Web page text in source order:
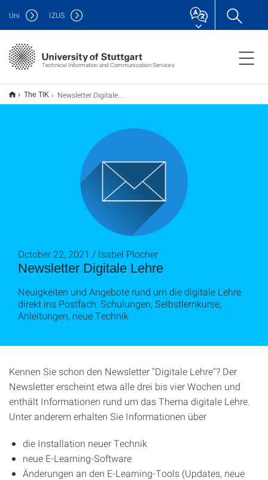
Technical Information and Communication Services
Uni IZUS
The TIK Newsletter Digitale Lehre
Newsletter Digitale Lehre
October 22, 2021 / Isabel Plocher
Neuigkeiten und Angebote rund um die digitale Lehre
direkt ins Postfach: Schulungen, Selbstlernkurse,
Anleitungen, neue Technik
Kennen Sie schon den Newsletter "Digitale Lehre"? Der
Newsletter erscheint etwa alle drei bis vier Wochen und
enthält Informationen rund um das Thema digitale Lehre.
Unter anderem erhalten Sie Informationen über
die Installation neuer Technik
neue E-Learning-Software
Änderungen an den E-Learning-Tools (Updates, neue